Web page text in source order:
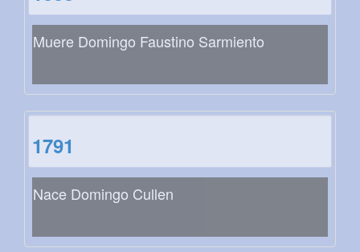
Muere Domingo Faustino Sarmiento
1791
Nace Domingo Cullen